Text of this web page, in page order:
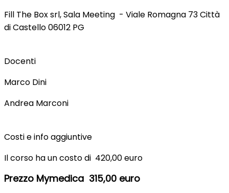
Fill The Box srl, Sala Meeting - Viale Romagna 73 Città
di Castello 06012 PG
Docenti
Marco Dini
Andrea Marconi
Costi e info aggiuntive
Il corso ha un costo di 420,00 euro
Prezzo Mymedica 315,00 euro